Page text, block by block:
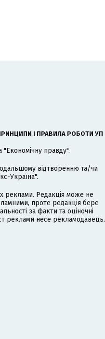
І ПРАВИЛА РОБОТИ УП
правду".
відтворенню та/чи
Україна".
реклами. Редакція може не
проте редакція бере
за факти та оціночні
реклами несе рекламодавець.